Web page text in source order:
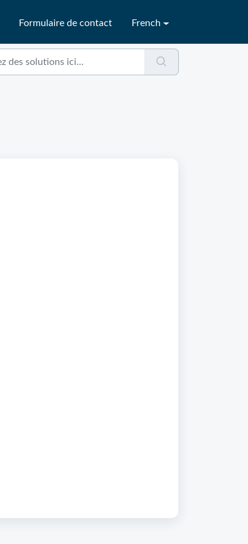
Formulaire de contact French